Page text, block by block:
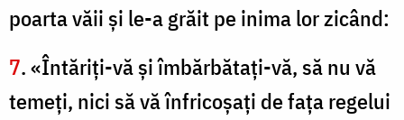
poarta văii şi le-a grăit pe inima lor zicând:
7. «Întăriţi-vă şi îmbărbătaţi-vă, să nu vă
temeţi, nici să vă înfricoşaţi de faţa regelui